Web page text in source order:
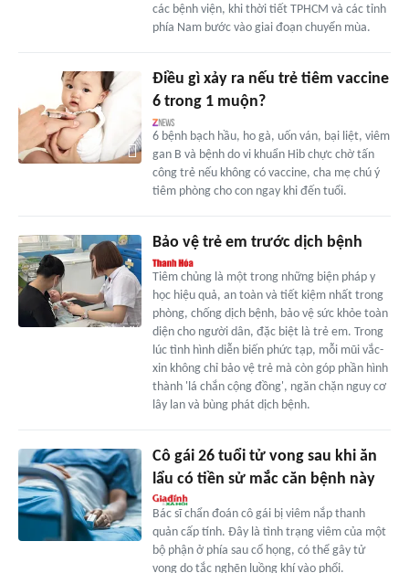
các bệnh viện, khi thời tiết TPHCM và các tỉnh
phía Nam bước vào giai đoạn chuyển mùa.
Điều gì xảy ra nếu trẻ tiêm vaccine
6 trong 1 muộn?
6 bệnh bạch hầu, ho gà, uốn ván, bại liệt, viêm
gan B và bệnh do vi khuẩn Hib chực chờ tấn
công trẻ nếu không có vaccine, cha mẹ chú ý
tiêm phòng cho con ngay khi đến tuổi.
Bảo vệ trẻ em trước dịch bệnh
Tiêm chủng là một trong những biện pháp y
học hiệu quả, an toàn và tiết kiệm nhất trong
phòng, chống dịch bệnh, bảo vệ sức khỏe toàn
diện cho người dân, đặc biệt là trẻ em. Trong
lúc tình hình diễn biến phức tạp, mỗi mũi vắc-
xin không chỉ bảo vệ trẻ mà còn góp phần hình
thành 'lá chắn cộng đồng', ngăn chặn nguy cơ
lây lan và bùng phát dịch bệnh.
Cô gái 26 tuổi tử vong sau khi ăn
lẩu có tiền sử mắc căn bệnh này
Bác sĩ chẩn đoán cô gái bị viêm nắp thanh
quản cấp tính. Đây là tình trạng viêm của một
bộ phận ở phía sau cổ họng, có thể gây tử
vong do tắc nghẽn luồng khí vào phổi.